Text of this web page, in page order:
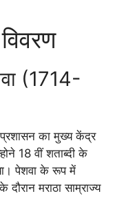
(1714-
प्रशासन का मुख्य केंद्र
18 वीं शताब्दी के
पेशवा के रूप में
दौरान मराठा साम्राज्य